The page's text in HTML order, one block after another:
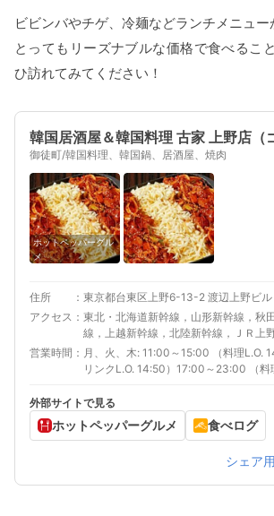
ビビンバやチゲ、冷麺などランチメニュ
とってもリーズナブルな価格で食べるこ
ひ訪れてみてください！
韓国居酒屋＆韓国料理 古家 上野店（
御徒町/韓国料理、韓国鍋、居酒屋、焼肉
ホットペッパーグル
メ
住所
東京都台東区上野6-13-2 渡辺上野ビ
アクセス
東北・北海道新幹線，山形新幹線，秋
線，上越新幹線，北陸新幹線，ＪＲ上
口より徒歩約3分
営業時間
月、火、木: 11:00～15:00 （料理L.O.
リンクL.O. 14:50）17:00～23:00 （料
（料理L.O. 14:50 ドリンクL.O. 14:50）
祝日、祝前日: 11:00～23:00 （料理
ドリンクL.O. 22:40）
外部サイトで見る
ホットペッパーグルメ 食べログ
シェア